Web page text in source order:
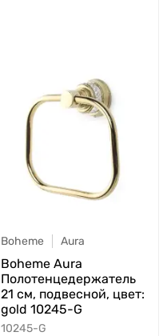
Boheme Aura
Boheme Aura
Полотенцедержатель
21 см, подвесной, цвет:
gold 10245-G
10245-G